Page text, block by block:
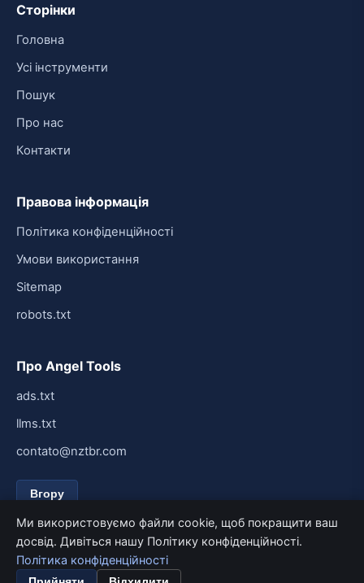
Сторінки
Головна
Усі інструменти
Пошук
Про нас
Контакти
Правова інформація
Політика конфіденційності
Умови використання
Sitemap
robots.txt
Про Angel Tools
ads.txt
llms.txt
contato@nztbr.com
Вгору
© 2026 Angel Tools. Усі права захищено.
Створено для швидкості та простоти.
Ми використовуємо файли cookie, щоб покращити ваш
досвід. Дивіться нашу Політику конфіденційності.
Політика конфіденційності